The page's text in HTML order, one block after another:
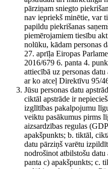
pārziņam sniegto
nav iepriekš minētie, var
papildu piekrišanas
piemērojamiem tiesību
nolūku, kādam personas
27. aprīļa Eiropas
2016/679 6. panta 4.
attiecībā uz personas
ar ko atceļ Direktīvu 95/
Jūsu personas datu
ciktāl apstrāde ir
izglītības pakalpojumu
veiktu pasākumus pirms
aizsardzības regulas
apakšpunkts; b. tiktāl,
datu pārziņš varētu
nodrošinot atbilstošu
panta c) apakšpunkts; c.